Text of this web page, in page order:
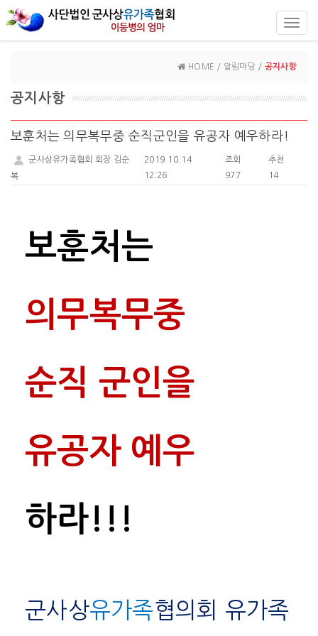
HOME / 알림마당 / 공지사항
공지사항
보훈처는 의무복무중 순직군인을 유공자 예우하라!
군사상유가족협회 회장 김순
복
2019.10.14
12:26
조회
977
추천
14
보훈처는
의무복무중
순직 군인을
유공자 예우
하라!!!
군사상유가족협의회 유가족